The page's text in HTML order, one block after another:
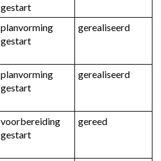
gestart
planvorming
gestart
gerealiseerd
planvorming
gestart
gerealiseerd
voorbereiding
gestart
gereed